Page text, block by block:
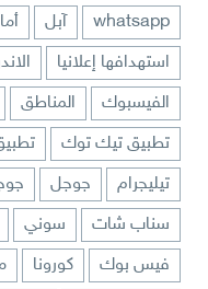
whatsapp
آبل
استهدافها إعلانيا
الفيسبوك
المناطق
تطبيق تيك توك
تيليجرام
جوجل
سناب شات
سوني
فيس بوك
كورونا